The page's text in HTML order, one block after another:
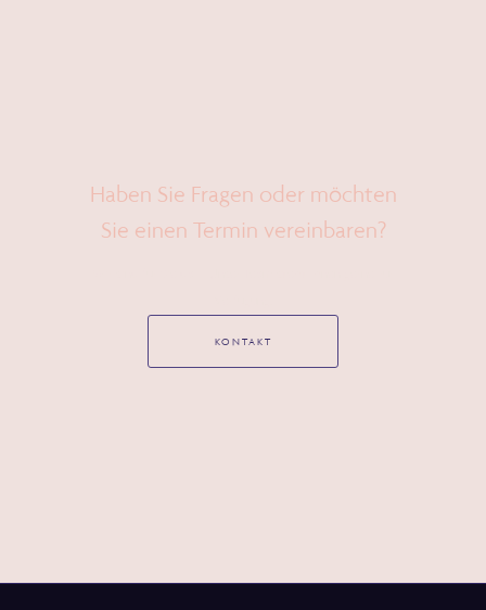
Haben Sie Fragen oder möchten
Sie einen Termin vereinbaren?
KONTAKT